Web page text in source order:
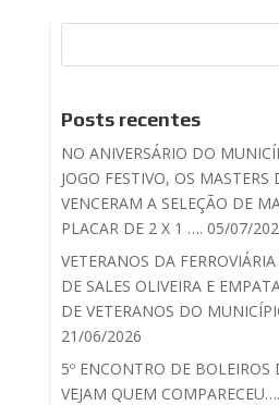
Posts recentes
NO ANIVERSÁRIO DO
JOGO FESTIVO, OS MASTERS
VENCERAM A SELEÇÃO DE
PLACAR DE 2 X 1 …. 05/07/
VETERANOS DA
DE SALES OLIVEIRA E
DE VETERANOS DO
21/06/2026
5º ENCONTRO DE
VEJAM QUEM